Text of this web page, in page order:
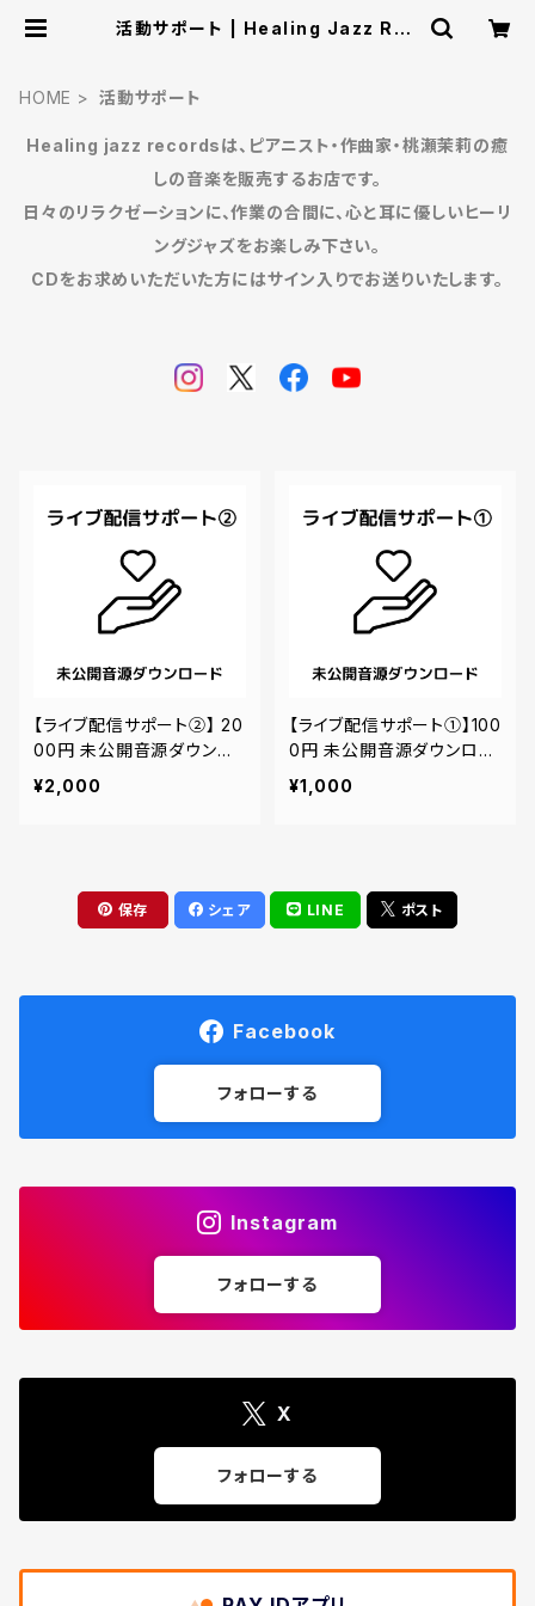
活動サポート | Healing Jazz Rec
HOME 活動サポート
Healing jazz recordsは、ピアニスト・作曲家・桃瀬茉莉の癒
しの音楽を販売するお店です。
日々のリラクゼーションに、作業の合間に、心と耳に優しいヒーリ
ングジャズをお楽しみ下さい。
CDをお求めいただいた方にはサイン入りでお送りいたします。
【ライブ配信サポート②】 20
00円 未公開音源ダウンロ
ード
¥2,000
【ライブ配信サポート①】100
0円 未公開音源ダウンロー
ド
¥1,000
保存 シェア LINE ポスト
Facebook
フォローする
Instagram
フォローする
X
フォローする